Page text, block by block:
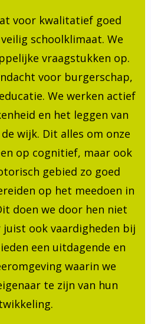
voor kwalitatief goed
schoolklimaat. We
vraagstukken op.
voor burgerschap,
We werken actief
en het leggen van
wijk. Dit alles om onze
op cognitief, maar ook
gebied zo goed
op het meedoen in
doen we door hen niet
juist ook vaardigheden bij
een uitdagende en
waarin we
te zijn van hun